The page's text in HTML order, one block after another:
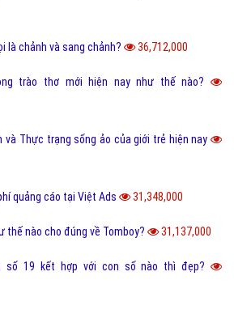
là chảnh và sang chảnh? 36,712,000
trào thơ mới hiện nay như thế nào?
và Thực trạng sống ảo của giới trẻ hiện nay
quảng cáo tại Việt Ads 31,348,000
thế nào cho đúng về Tomboy? 31,137,000
số 19 kết hợp với con số nào thì đẹp?